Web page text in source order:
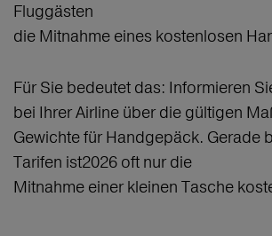
Fluggästen
die Mitnahme eines kostenlosen
Für Sie bedeutet das: Informieren
bei Ihrer Airline über die gültigen
Gewichte für Handgepäck. Gerade
Tarifen ist2026 oft nur die
Mitnahme einer kleinen Tasche